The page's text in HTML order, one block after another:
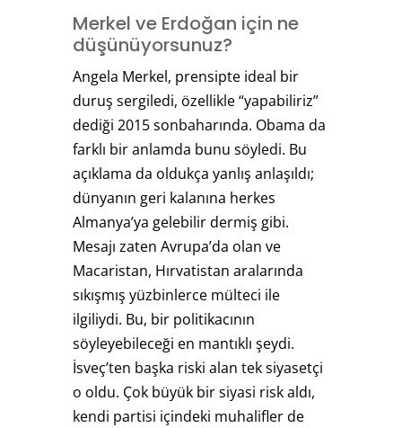
Merkel ve Erdoğan için ne
düşünüyorsunuz?
Angela Merkel, prensipte ideal bir
duruş sergiledi, özellikle “yapabiliriz”
dediği 2015 sonbaharında. Obama da
farklı bir anlamda bunu söyledi. Bu
açıklama da oldukça yanlış anlaşıldı;
dünyanın geri kalanına herkes
Almanya’ya gelebilir dermiş gibi.
Mesajı zaten Avrupa’da olan ve
Macaristan, Hırvatistan aralarında
sıkışmış yüzbinlerce mülteci ile
ilgiliydi. Bu, bir politikacının
söyleyebileceği en mantıklı şeydi.
İsveç’ten başka riski alan tek siyasetçi
o oldu. Çok büyük bir siyasi risk aldı,
kendi partisi içindeki muhalifler de